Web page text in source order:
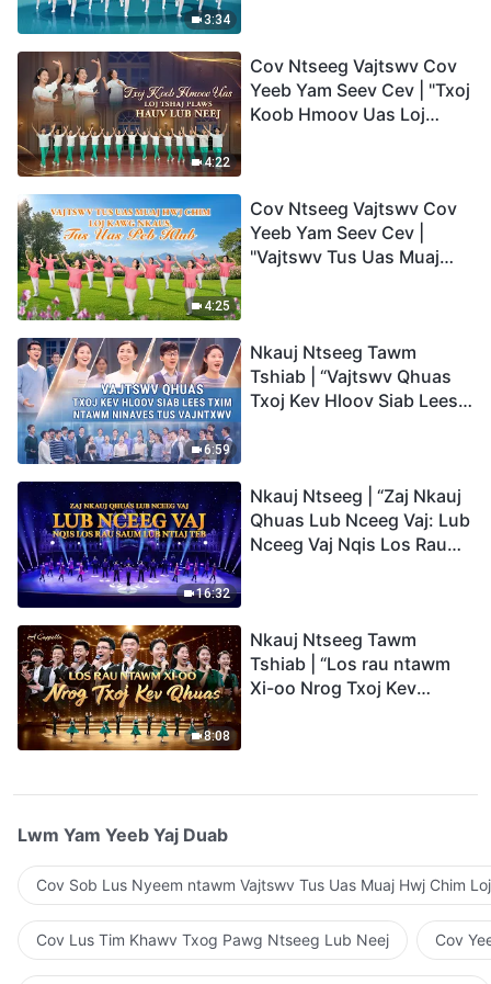
3:34
4:22
Cov Ntseeg Vajtswv Cov
Yeeb Yam Seev Cev | "Txoj
Koob Hmoov Uas Loj
4:25
Cov Ntseeg Vajtswv Cov
Yeeb Yam Seev Cev |
"Vajtswv Tus Uas Muaj
6:59
Nkauj Ntseeg Tawm
Tshiab | “Vajtswv Qhuas
Txoj Kev Hloov Siab Lees
16:32
Nkauj Ntseeg | “Zaj Nkauj
Qhuas Lub Nceeg Vaj: Lub
Nceeg Vaj Nqis Los Rau
8:08
Nkauj Ntseeg Tawm
Tshiab | “Los rau ntawm
Xi-oo Nrog Txoj Kev
Lwm Yam Yeeb Yaj Duab
Cov Sob Lus Nyeem ntawm Vajtswv Tus Uas Muaj Hwj Chim
Cov Lus Tim Khawv Txog Pawg Ntseeg Lub Neej Cov